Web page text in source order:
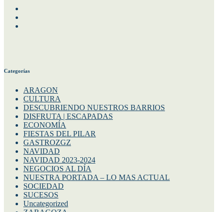
Siguenos en nuestras redes
Categorías
ARAGON
CULTURA
DESCUBRIENDO NUESTROS BARRIOS
DISFRUTA | ESCAPADAS
ECONOMÍA
FIESTAS DEL PILAR
GASTROZGZ
NAVIDAD
NAVIDAD 2023-2024
NEGOCIOS AL DÍA
NUESTRA PORTADA – LO MAS ACTUAL
SOCIEDAD